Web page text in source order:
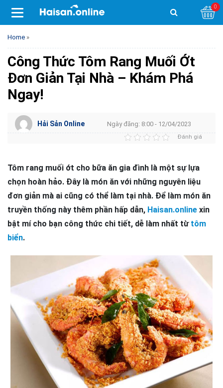
0
Home »
Công Thức Tôm Rang Muối Ớt
Đơn Giản Tại Nhà – Khám Phá
Ngay!
Hải Sản Online Ngày đăng: 8:00 - 12/04/2023
Đánh giá
Tôm rang muối ớt cho bữa ăn gia đình là một sự lựa
chọn hoàn hảo. Đây là món ăn với những nguyên liệu
đơn giản mà ai cũng có thể làm tại nhà. Để làm món ăn
truyền thống này thêm phần hấp dẫn, Haisan.online xin
bật mí cho bạn công thức chi tiết, dễ làm nhất từ tôm
biển.